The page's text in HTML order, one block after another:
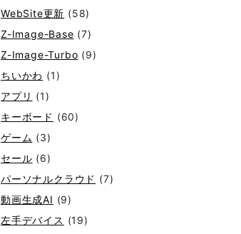
WebSite更新 (58)
Z-Image-Base (7)
Z-Image-Turbo (9)
ちいかわ (1)
アプリ (1)
キーボード (60)
ゲーム (3)
セール (6)
パーソナルクラウド (7)
動画生成AI (9)
左手デバイス (19)